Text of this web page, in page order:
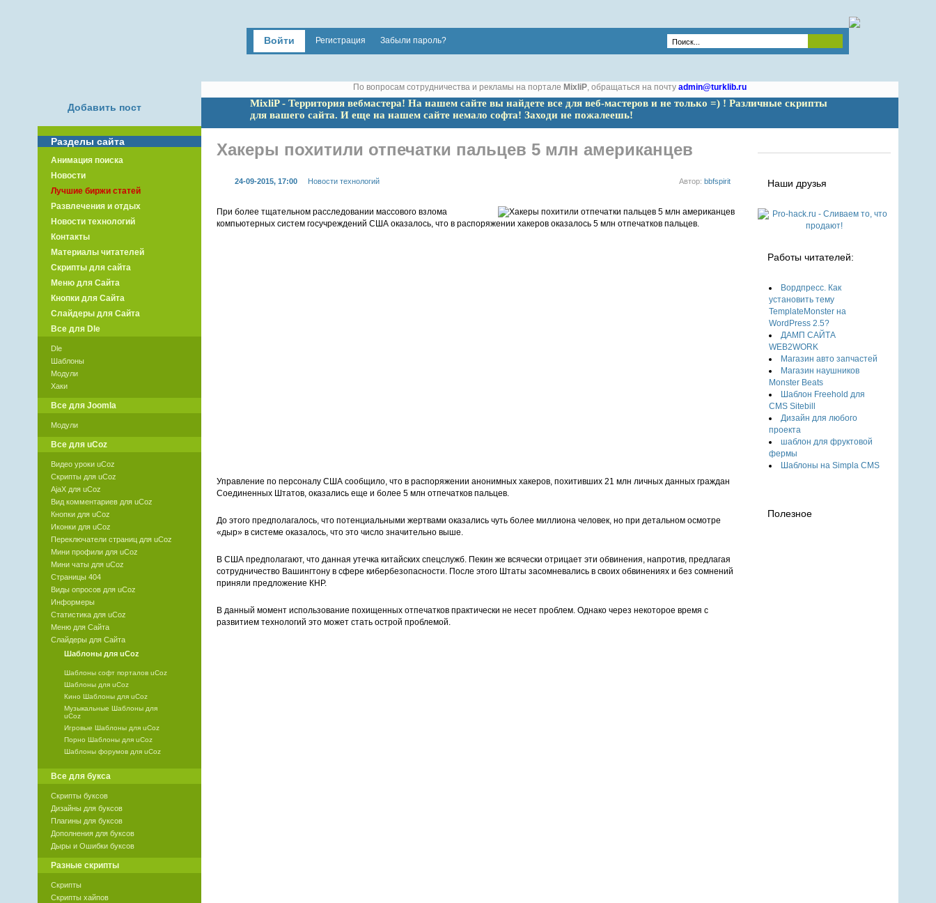
Войти Регистрация Забыли пароль?
По вопросам сотрудничества и рекламы на портале MixliP, обращаться на почту admin@turklib.ru
MixliP - Территория вебмастера! На нашем сайте вы найдете все для веб-мастеров и не только =) ! Различные скрипты
для вашего сайта. И еще на нашем сайте немало софта! Заходи не пожалеешь!
Хакеры похитили отпечатки пальцев 5 млн американцев
Автор: bbfspirit
24-09-2015, 17:00 Новости технологий
При более тщательном расследовании массового взлома
компьютерных систем госучреждений США оказалось, что в распоряжении хакеров оказалось 5 млн отпечатков пальцев.
Управление по персоналу США сообщило, что в распоряжении анонимных хакеров, похитивших 21 млн личных данных граждан
Соединенных Штатов, оказались еще и более 5 млн отпечатков пальцев.
До этого предполагалось, что потенциальными жертвами оказались чуть более миллиона человек, но при детальном осмотре
«дыр» в системе оказалось, что это число значительно выше.
В США предполагают, что данная утечка китайских спецслужб. Пекин же всячески отрицает эти обвинения, напротив, предлагая
сотрудничество Вашингтону в сфере кибербезопасности. После этого Штаты засомневались в своих обвинениях и без сомнений
приняли предложение КНР.
В данный момент использование похищенных отпечатков практически не несет проблем. Однако через некоторое время с
развитием технологий это может стать острой проблемой.
Наши друзья
Работы читателей:
Вордпресс. Как
установить тему
TemplateMonster на
WordPress 2.5?
ДАМП САЙТА
WEB2WORK
Магазин авто запчастей
Магазин наушников
Monster Beats
Шаблон Freehold для
CMS Sitebill
Дизайн для любого
проекта
шаблон для фруктовой
фермы
Шаблоны на Simpla CMS
Полезное
Добавить пост
Разделы сайта
Анимация поиска
Новости
Лучшие биржи статей
Развлечения и отдых
Новости технологий
Контакты
Материалы читателей
Скрипты для сайта
Меню для Сайта
Кнопки для Сайта
Слайдеры для Сайта
Все для Dle
Dle
Шаблоны
Модули
Хаки
Все для Joomla
Модули
Все для uCoz
Видео уроки uCoz
Скрипты для uCoz
AjaX для uCoz
Вид комментариев для uCoz
Кнопки для uCoz
Иконки для uCoz
Переключатели страниц для uCoz
Мини профили для uCoz
Мини чаты для uCoz
Страницы 404
Виды опросов для uCoz
Информеры
Статистика для uCoz
Меню для Сайта
Слайдеры для Сайта
Шаблоны для uCoz
Шаблоны софт порталов uCoz
Шаблоны для uCoz
Кино Шаблоны для uCoz
Музыкальные Шаблоны для
uCoz
Игровые Шаблоны для uCoz
Порно Шаблоны для uCoz
Шаблоны форумов для uCoz
Все для букса
Скрипты буксов
Дизайны для буксов
Плагины для буксов
Дополнения для буксов
Дыры и Ошибки буксов
Разные скрипты
Скрипты
Скрипты хайпов